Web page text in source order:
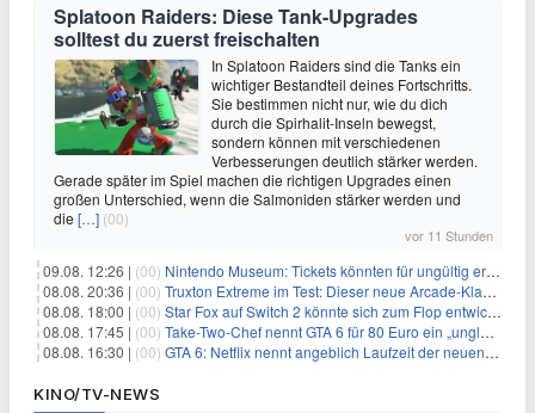
Splatoon Raiders: Diese Tank-Upgrades
solltest du zuerst freischalten
In Splatoon Raiders sind die Tanks ein
wichtiger Bestandteil deines Fortschritts.
Sie bestimmen nicht nur, wie du dich
durch die Spirhalit-Inseln bewegst,
sondern können mit verschiedenen
Verbesserungen deutlich stärker werden.
Gerade später im Spiel machen die richtigen Upgrades einen
großen Unterschied, wenn die Salmoniden stärker werden und
die […] (00)
vor 11 Stunden
09.08. 12:26 | (00) Nintendo Museum: Tickets könnten für ungültig erklärt werden!
08.08. 20:36 | (00) Truxton Extreme im Test: Dieser neue Arcade-Klassiker verzeiht dir gar nichts
08.08. 18:00 | (00) Star Fox auf Switch 2 könnte sich zum Flop entwickeln
08.08. 17:45 | (00) Take-Two-Chef nennt GTA 6 für 80 Euro ein „unglaubliches Schnäppchen“
08.08. 16:30 | (00) GTA 6: Netflix nennt angeblich Laufzeit der neuen Gameplay-Präsentation
KINO/TV-NEWS